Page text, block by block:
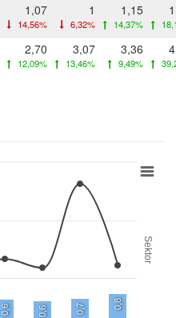
1,07
14,56%
1
6,32%
1,15
14,37%
2,70
12,09%
3,07
13,46%
3,36
9,49%
Sektor
0,6
0,6 0,7 0,8